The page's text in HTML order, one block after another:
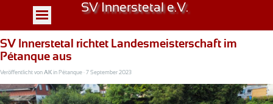
SV Innerstetal e.V.
SV Innerstetal richtet Landesmeisterschaft im
Pétanque aus
Veröffentlicht von AK in Pétanque · 7 September 2023